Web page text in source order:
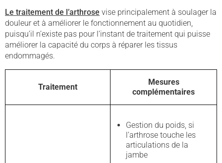
Le traitement de l’arthrose vise principalement à soulager la
douleur et à améliorer le fonctionnement au quotidien,
puisqu’il n’existe pas pour l’instant de traitement qui puisse
améliorer la capacité du corps à réparer les tissus
endommagés.
Traitement
Mesures
complémentaires
Gestion du poids, si
l’arthrose touche les
articulations de la
jambe